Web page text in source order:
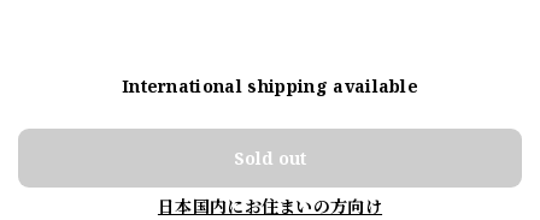
International shipping available
Sold out
日本国内にお住まいの方向け